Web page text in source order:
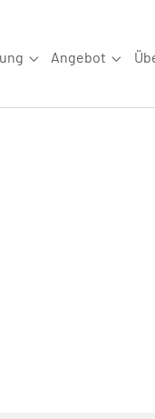
Submenu for
Angebot